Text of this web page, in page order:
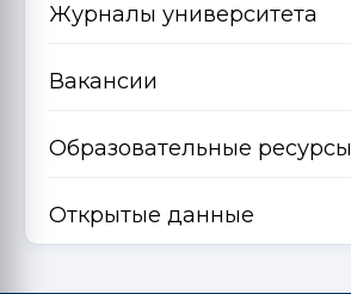
Журналы университета
Вакансии
Образовательные ресурсы
Открытые данные